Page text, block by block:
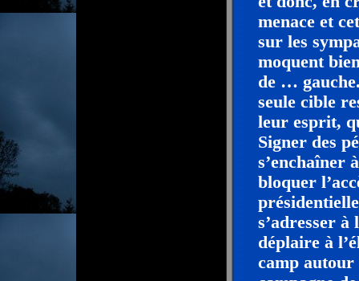
menace et
sur les
moquent
de …
seule cible
leur esprit,
Signer des
s’enchaîner
bloquer
s’adresser à
déplaire à
camp autour